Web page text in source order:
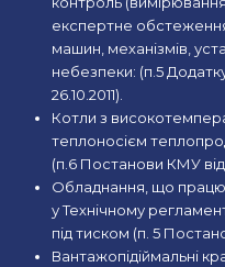
експертне обстеження
машин, механізмів,
небезпеки: (п.5
26.10.2011).
Котли з
теплоносієм
(п.6 Постанови КМУ
Обладнання, що
у Технічному
під тиском (п. 5
Вантажопідіймальні